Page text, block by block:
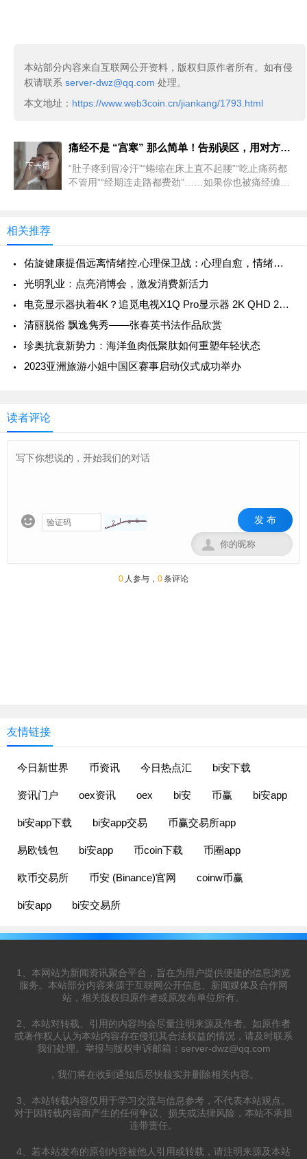
本站部分内容来自互联网公开资料，版权归原作者所有。如有侵
权请联系 server-dwz@qq.com 处理。
本文地址： https://www.web3coin.cn/jiankang/1793.html
下一篇
痛经不是 “宫寒” 那么简单！告别误区，用对方法，摆脱痛经困扰！
“肚子疼到冒冷汗”“蜷缩在床上直不起腰”“吃止痛药都
不管用”“经期连走路都费劲”……如果你也被痛经缠
相关推荐
佑旋健康提倡远离情绪控.心理保卫战：心理自愈，情绪自愈
光明乳业：点亮消博会，激发消费新活力
电竞显示器执着4K？追觅电视X1Q Pro显示器 2K QHD 240Hz原生高刷，教你避坑
清丽脱俗 飘逸隽秀——张春英书法作品欣赏
珍奥抗衰新势力：海洋鱼肉低聚肽如何重塑年轻状态
2023亚洲旅游小姐中国区赛事启动仪式成功举办
读者评论
 发 布

0 人参与， 0条评论
友情链接
今日新世界 币资讯 今日热点汇 bi安下载
资讯门户 oex资讯 oex bi安 币赢 bi安app
bi安app下载 bi安app交易 币赢交易所app
易欧钱包 bi安app 币coin下载 币圈app
欧币交易所 币安 (Binance)官网 coinw币赢
bi安app bi安交易所
1、本网站为新闻资讯聚合平台，旨在为用户提供便捷的信息浏览
服务。本站部分内容来源于互联网公开信息、新闻媒体及合作网
站，相关版权归原作者或原发布单位所有。
2、本站对转载、引用的内容均会尽量注明来源及作者。如原作者
或著作权人认为本站内容存在侵犯其合法权益的情况，请及时联系
我们处理。举报与版权申诉邮箱： server-dwz@qq.com
，我们将在收到通知后尽快核实并删除相关内容。
3、本站转载内容仅用于学习交流与信息参考，不代表本站观点。
对于因转载内容而产生的任何争议、损失或法律风险，本站不承担
连带责任。
4、若本站发布的原创内容被他人引用或转载，请注明来源及本站